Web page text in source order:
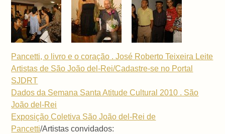
Pancetti, o livro e o coração . José Roberto Teixeira Leite
Artistas de São João del-Rei/Cadastre-se no Portal
SJDRT
Dados da Semana Santa Atitude Cultural 2010 . São
João del-Rei
Exposição Coletiva São João del-Rei de
Pancetti/Artistas convidados: